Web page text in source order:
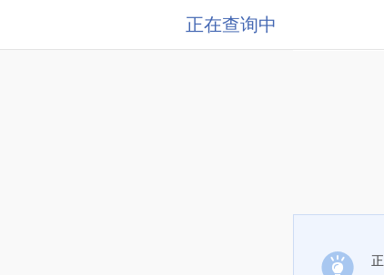
正在查询中